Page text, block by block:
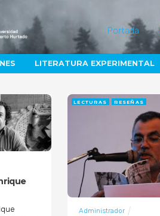
Portada
LITERATURA EXPERIMENTAL
Administrador
LECTURAS RESEÑAS